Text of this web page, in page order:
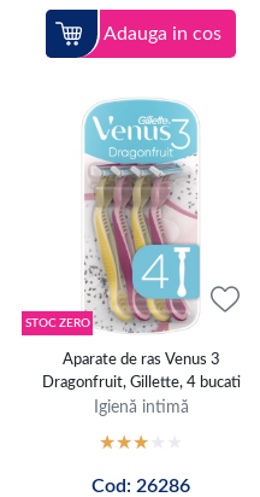
Adauga in cos
STOC ZERO
Aparate de ras Venus 3
Dragonfruit, Gillette, 4 bucati
Igienă intimă
Cod: 26286